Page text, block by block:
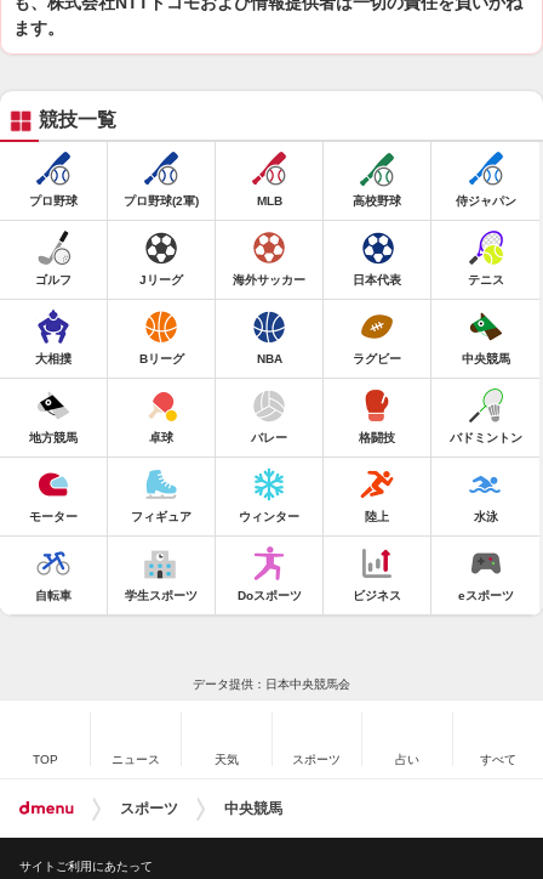
ます。
競技一覧
プロ野球 プロ野球(2軍) MLB 高校野球 侍ジャパン
ゴルフ Jリーグ 海外サッカー 日本代表 テニス
大相撲 Bリーグ NBA ラグビー 中央競馬
地方競馬 卓球 バレー 格闘技 バドミントン
モーター フィギュア ウィンター 陸上 水泳
自転車 学生スポーツ Doスポーツ ビジネス eスポーツ
データ提供：日本中央競馬会
TOP ニュース 天気 スポーツ 占い すべて
スポーツ 中央競馬
サイトご利用にあたって